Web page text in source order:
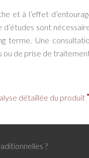
et à l’effet
sont
terme. Une
ou de prise de
détaillée du produit
?